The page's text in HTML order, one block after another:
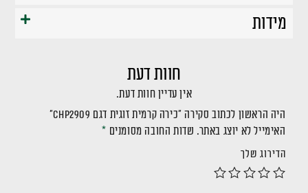
מידות
חוות דעת
אין עדיין חוות דעת.
היה הראשון לכתוב סקירה “כירה קרמית זוגית דגם CHP2909”
האימייל לא יוצג באתר. שדות החובה מסומנים *
הדירוג שלך